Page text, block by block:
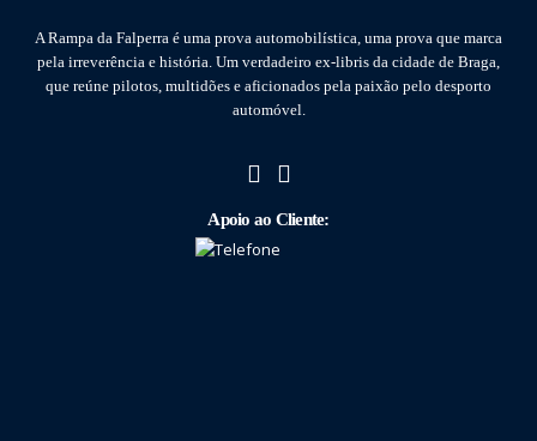
A Rampa da Falperra é uma prova automobilística, uma prova que marca
pela irreverência e história. Um verdadeiro ex-libris da cidade de Braga,
que reúne pilotos, multidões e aficionados pela paixão pelo desporto
automóvel.
Apoio ao Cliente: